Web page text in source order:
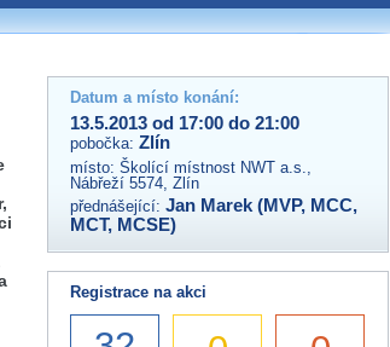
této akce,
e-mailu:
Datum a místo konání:
13.5.2013 od 17:00 do 21:00
pobočka: Zlín
místo: Školící místnost NWT a.s.,
Nábřeží 5574, Zlín
přednášející: Jan Marek (MVP, MCC,
MCT, MCSE)
Registrace na akci